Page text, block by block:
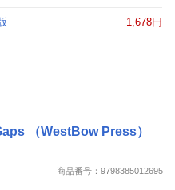
1,678円
（WestBow Press）
商品番号：9798385012695